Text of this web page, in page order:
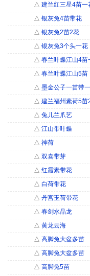
△ 建兰红三星4苗一
△ 银灰兔4苗带花
△ 银灰兔2苗2花
△ 银灰兔3个头一花
△ 春兰叶蝶江山4苗
△ 春兰叶蝶江山5苗
△ 墨金公子一苗带
△ 建兰福州素荷5苗
△ 兔儿兰爪艺
△ 江山带叶蝶
△ 神荷
△ 双喜带芽
△ 红霞素带花
△ 白荷带花
△ 丹宫玉荷带花
△ 春剑水晶龙
△ 黄龙云海
△ 高脚兔大盆多苗
△ 高脚兔大盆多苗
△ 高脚兔5苗